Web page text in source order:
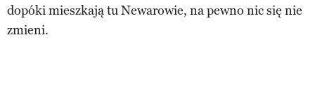
dopóki mieszkają tu Newarowie, na pewno nic się nie
zmieni.